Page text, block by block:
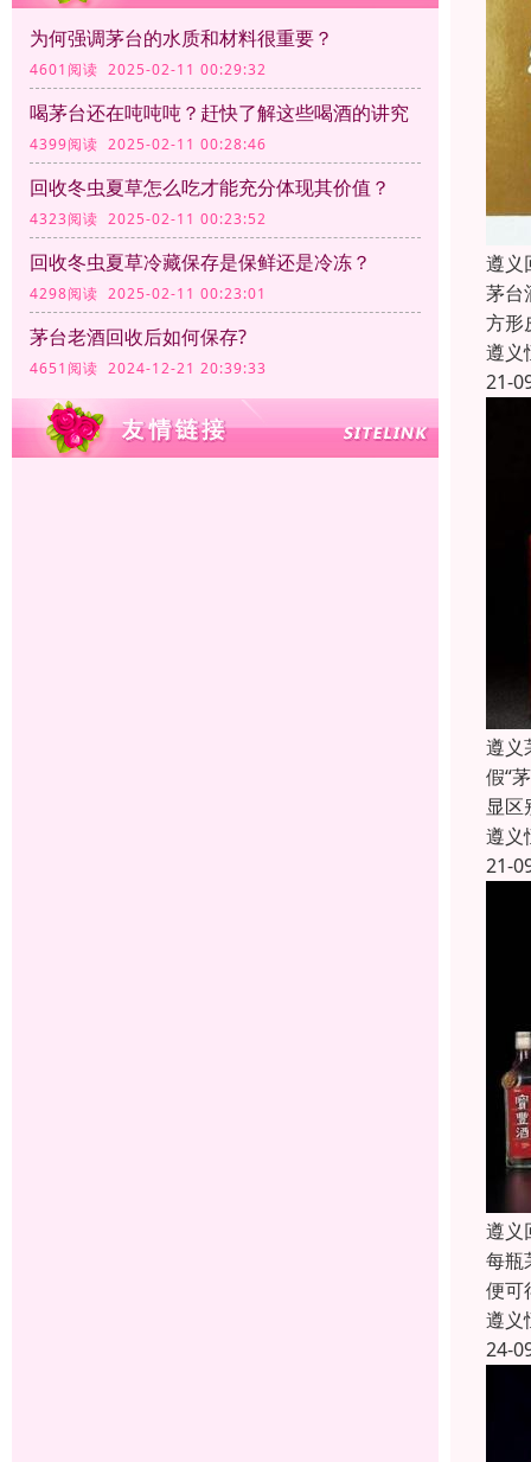
为何强调茅台的水质和材料很重要？
4601阅读 2025-02-11 00:29:32
喝茅台还在吨吨吨？赶快了解这些喝酒的讲究
4399阅读 2025-02-11 00:28:46
回收冬虫夏草怎么吃才能充分体现其价值？
4323阅读 2025-02-11 00:23:52
回收冬虫夏草冷藏保存是保鲜还是冷冻？
4298阅读 2025-02-11 00:23:01
茅台老酒回收后如何保存?
4651阅读 2024-12-21 20:39:33
遵义
茅台
方形
遵义
21-
遵义
假“
显
遵义
21-
遵义
每瓶
便可
遵义
24-